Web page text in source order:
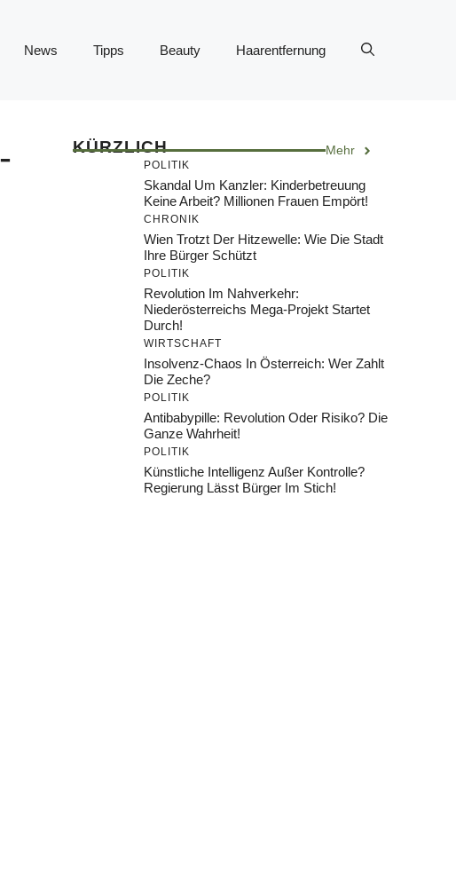
News Tipps Beauty Haarentfernung
KÜRZLICH Mehr
POLITIK
Skandal Um Kanzler: Kinderbetreuung
Keine Arbeit? Millionen Frauen Empört!
CHRONIK
Wien Trotzt Der Hitzewelle: Wie Die Stadt
Ihre Bürger Schützt
POLITIK
Revolution Im Nahverkehr:
Niederösterreichs Mega-Projekt Startet
Durch!
WIRTSCHAFT
Insolvenz-Chaos In Österreich: Wer Zahlt
Die Zeche?
POLITIK
Antibabypille: Revolution Oder Risiko? Die
Ganze Wahrheit!
POLITIK
Künstliche Intelligenz Außer Kontrolle?
Regierung Lässt Bürger Im Stich!